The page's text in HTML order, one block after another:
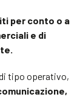
per conto o a
e di
tipo operativo,